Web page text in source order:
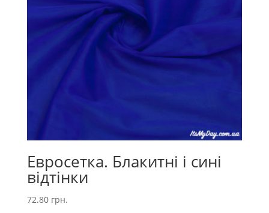
Евросетка. Блакитні і сині
відтінки
72.80 грн.